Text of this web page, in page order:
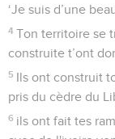
‘Je suis d’une
4 Ton territoire se
construite t’ont
5 Ils ont construit
pris du cèdre du
6 ils ont fait tes